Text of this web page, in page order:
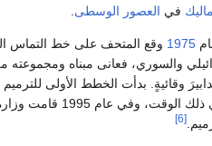
في العصور الوسطى
1975 وقع المتحف على خط التماس
والسوري، فعانى مبناه
بدأت الخطط الأولى للترميم عام 1992
وزير الثقافة والتعليم
[6]